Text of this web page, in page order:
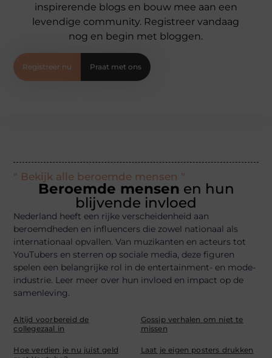
inspirerende blogs en bouw mee aan een
levendige community. Registreer vandaag
nog en begin met bloggen.
Registreer nu Praat met ons
" Bekijk alle beroemde mensen "
Beroemde mensen en hun
blijvende invloed
Nederland heeft een rijke verscheidenheid aan
beroemdheden en influencers die zowel nationaal als
internationaal opvallen. Van muzikanten en acteurs tot
YouTubers en sterren op sociale media, deze figuren
spelen een belangrijke rol in de entertainment- en mode-
industrie. Leer meer over hun invloed en impact op de
samenleving.
Altijd voorbereid de
collegezaal in
Gossip verhalen om niet te
missen
Hoe verdien je nu juist geld
Laat je eigen posters drukken